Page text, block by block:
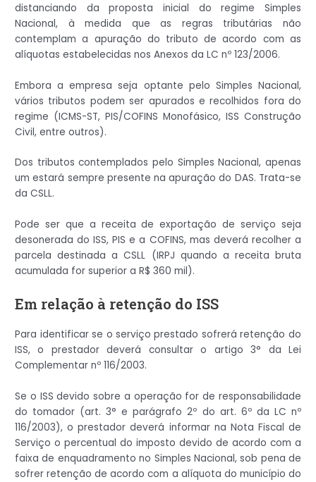
distanciando da proposta inicial do regime Simples
Nacional, à medida que as regras tributárias não
contemplam a apuração do tributo de acordo com as
alíquotas estabelecidas nos Anexos da LC nº 123/2006.
Embora a empresa seja optante pelo Simples Nacional,
vários tributos podem ser apurados e recolhidos fora do
regime (ICMS-ST, PIS/COFINS Monofásico, ISS Construção
Civil, entre outros).
Dos tributos contemplados pelo Simples Nacional, apenas
um estará sempre presente na apuração do DAS. Trata-se
da CSLL.
Pode ser que a receita de exportação de serviço seja
desonerada do ISS, PIS e a COFINS, mas deverá recolher a
parcela destinada a CSLL (IRPJ quando a receita bruta
acumulada for superior a R$ 360 mil).
Em relação à retenção do ISS
Para identificar se o serviço prestado sofrerá retenção do
ISS, o prestador deverá consultar o artigo 3° da Lei
Complementar nº 116/2003.
Se o ISS devido sobre a operação for de responsabilidade
do tomador (art. 3° e parágrafo 2º do art. 6º da LC nº
116/2003), o prestador deverá informar na Nota Fiscal de
Serviço o percentual do imposto devido de acordo com a
faixa de enquadramento no Simples Nacional, sob pena de
sofrer retenção de acordo com a alíquota do município do